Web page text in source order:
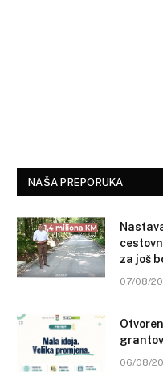
NAŠA PREPORUKA
za još
07/08/
06/08/